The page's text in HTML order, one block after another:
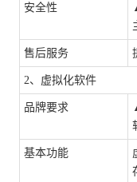
安全性
售后服务
2、虚拟化软件
品牌要求
基本功能